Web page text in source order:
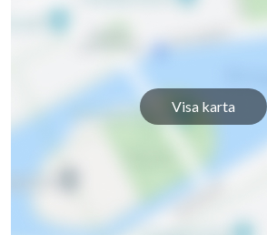
Visa karta